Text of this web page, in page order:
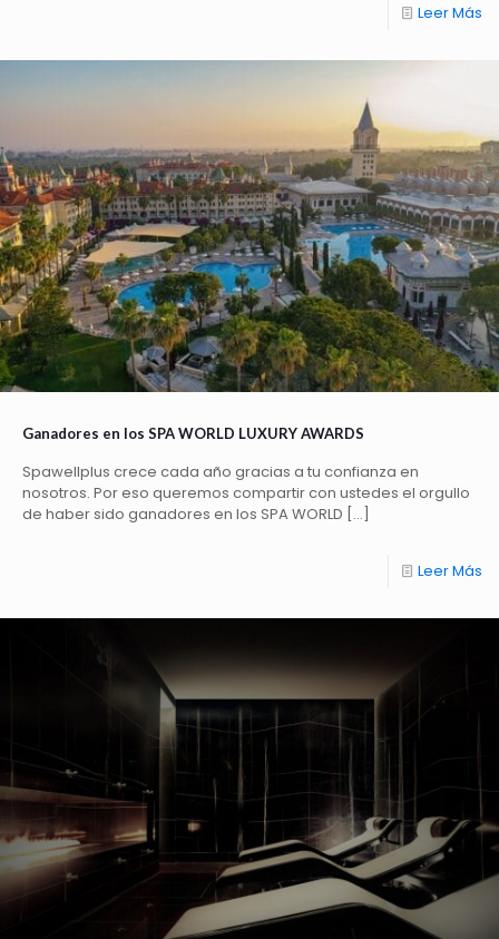
Leer Más
Ganadores en los SPA WORLD LUXURY AWARDS
Spawellplus crece cada año gracias a tu confianza en
nosotros. Por eso queremos compartir con ustedes el orgullo
de haber sido ganadores en los SPA WORLD […]
Leer Más